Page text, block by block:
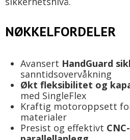
NØKKELFORDELER
Avansert HandGuard
sanntidsovervåkning
Økt fleksibilitet og
med SingleFlex
Kraftig motoroppsett
materialer
Presist og effektivt